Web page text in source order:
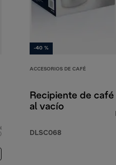
original 48,90 €
-40 %
ACCESORIOS DE CAFÉ
Recipiente de café
al vacío
DLSC068